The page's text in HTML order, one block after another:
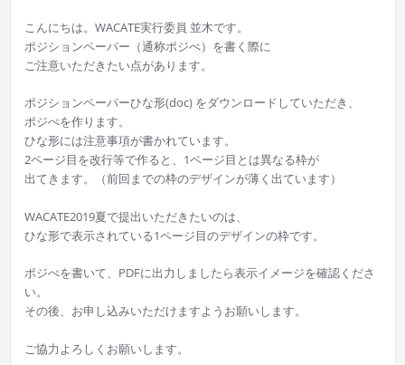
こんにちは。WACATE実行委員 並木です。
ポジションペーパー（通称ポジぺ）を書く際に
ご注意いただきたい点があります。
ポジションペーパーひな形(doc) をダウンロードしていただき、
ポジぺを作ります。
ひな形には注意事項が書かれています。
2ページ目を改行等で作ると、1ページ目とは異なる枠が
出てきます。（前回までの枠のデザインが薄く出ています）
WACATE2019夏で提出いただきたいのは、
ひな形で表示されている1ページ目のデザインの枠です。
ポジぺを書いて、PDFに出力しましたら表示イメージを確認くださ
い。
その後、お申し込みいただけますようお願いします。
ご協力よろしくお願いします。